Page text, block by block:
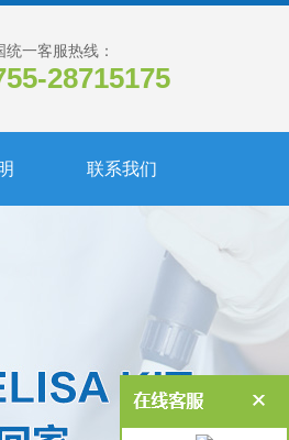
统一客服热线：
28715175
联系我们